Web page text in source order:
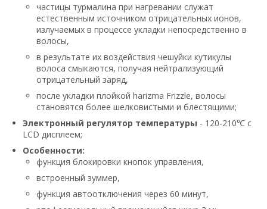
частицы турмалина при нагревании служат
естественным источником отрицательных ионов,
излучаемых в процессе укладки непосредственно в
волосы,
в результате их воздействия чешуйки кутикулы
волоса смыкаются, получая нейтрализующий
отрицательный заряд,
после укладки плойкой harizma Frizzle, волосы
становятся более шелковистыми и блестящими;
Электронный регулятор температуры - 120-210℃ с
LCD дисплеем;
Особенности:
функция блокировки кнопок управления,
встроенный зуммер,
функция автоотключения через 60 минут,